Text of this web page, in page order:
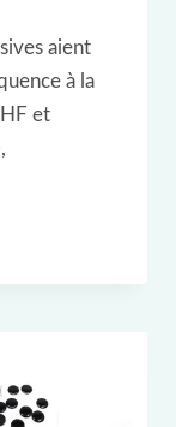
aient
à la
et